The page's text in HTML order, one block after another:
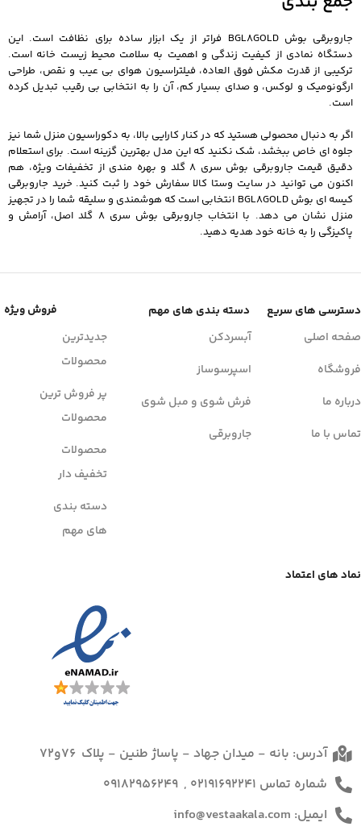
جاروبرقی بوش BGL8GOLD فراتر از یک ابزار ساده برای نظافت است. این
دستگاه نمادی از کیفیت زندگی و اهمیت به سلامت محیط زیست خانه است.
ترکیبی از قدرت مکش فوق‌ العاده، فیلتراسیون هوای بی عیب و نقص، طراحی
ارگونومیک و لوکس، و صدای بسیار کم، آن را به انتخابی بی‌ رقیب تبدیل کرده
است.
اگر به دنبال محصولی هستید که در کنار کارایی بالا، به دکوراسیون منزل شما نیز
جلوه‌ ای خاص ببخشد، شک نکنید که این مدل بهترین گزینه است. برای استعلام
دقیق قیمت جاروبرقی بوش سری 8 گلد و بهره‌ مندی از تخفیفات ویژه، هم‌
اکنون می‌ توانید در سایت وستا کالا سفارش خود را ثبت کنید. خرید جاروبرقی
کیسه ای بوش BGL8GOLD انتخابی است که هوشمندی و سلیقه شما را در تجهیز
منزل نشان می‌ دهد. با انتخاب جاروبرقی بوش سری 8 گلد اصل، آرامش و
پاکیزگی را به خانه خود هدیه دهید.
دسترسی های سریع دسته بندی های مهم
فروش ویژه
صفحه اصلی
فروشگاه
درباره ما
تماس با ما
آبسردکن
اسپرسوساز
فرش شوی و مبل شوی
جاروبرقی
جدیدترین
محصولات
پر فروش ترین
محصولات
محصولات
تخفیف دار
دسته بندی
های مهم
نماد های اعتماد
آدرس: بانه - میدان جهاد - پاساژ طنین - پلاک 76و72
شماره تماس 02191692241 , 09182956249
ایمیل: info@vestaakala.com